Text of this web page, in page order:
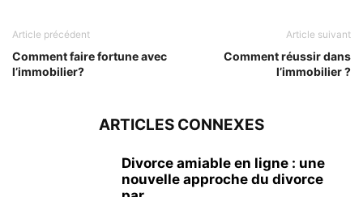
Article précédent
Comment faire fortune avec
l’immobilier?
Article suivant
Comment réussir dans
l’immobilier ?
ARTICLES CONNEXES
Divorce amiable en ligne : une
nouvelle approche du divorce